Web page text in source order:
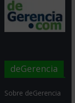
deGerencia
Sobre deGerencia